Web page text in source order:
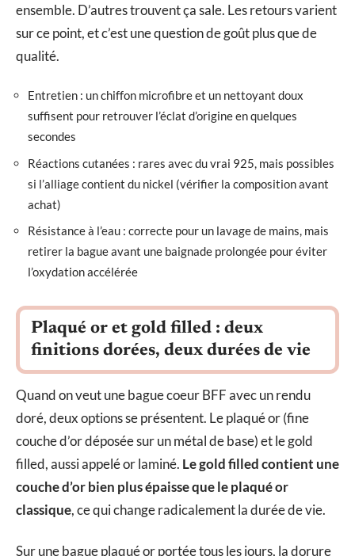
ensemble. D’autres trouvent ça sale. Les retours varient
sur ce point, et c’est une question de goût plus que de
qualité.
Entretien : un chiffon microfibre et un nettoyant doux
suffisent pour retrouver l’éclat d’origine en quelques
secondes
Réactions cutanées : rares avec du vrai 925, mais possibles
si l’alliage contient du nickel (vérifier la composition avant
achat)
Résistance à l’eau : correcte pour un lavage de mains, mais
retirer la bague avant une baignade prolongée pour éviter
l’oxydation accélérée
Plaqué or et gold filled : deux
finitions dorées, deux durées de vie
Quand on veut une bague coeur BFF avec un rendu
doré, deux options se présentent. Le plaqué or (fine
couche d’or déposée sur un métal de base) et le gold
filled, aussi appelé or laminé. Le gold filled contient une
couche d’or bien plus épaisse que le plaqué or
classique, ce qui change radicalement la durée de vie.
Sur une bague plaqué or portée tous les jours, la dorure